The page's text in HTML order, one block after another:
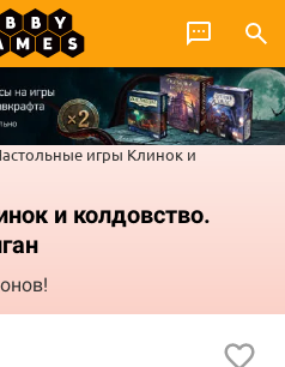
игры Клинок и
и колдовство.